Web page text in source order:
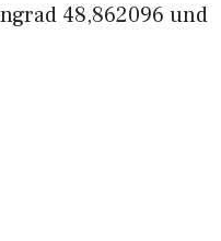
48,862096 und